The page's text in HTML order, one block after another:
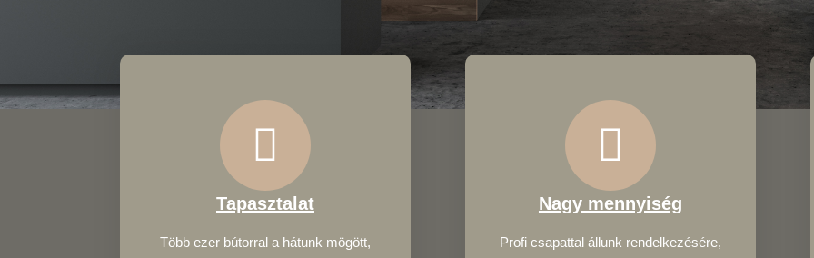
Tapasztalat
Több ezer bútorral a hátunk mögött,
Nagy mennyiség
Profi csapattal állunk rendelkezésére,